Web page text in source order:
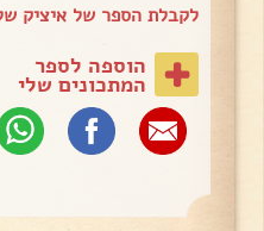
לקבלת הספר של איציק
הוספה לספר
המתכונים שלי